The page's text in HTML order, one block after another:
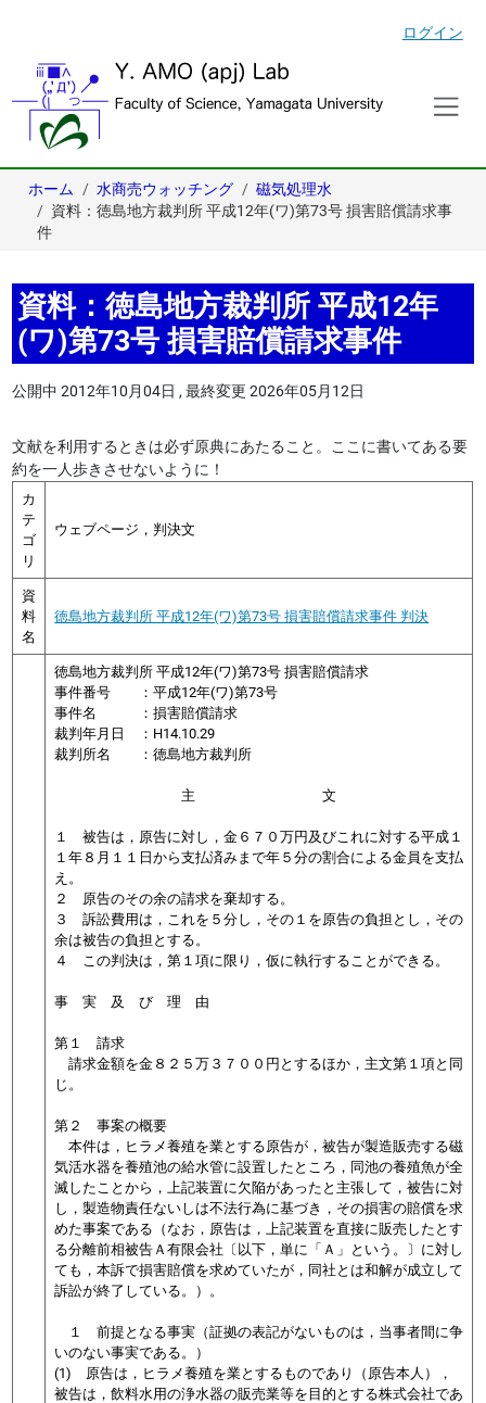
ログイン
ホーム 水商売ウォッチング
磁気処理水
資料：徳島地方裁判所 平成12年(ワ)第73号 損害賠償請求事
件
資料：徳島地方裁判所 平成12年
(ワ)第73号 損害賠償請求事件
公開中 2012年10月04日 ,最終変更 2026年05月12日
文献を利用するときは必ず原典にあたること。ここに書いてある要
約を一人歩きさせないように！
カ
テ
ゴ
リ
ウェブページ，判決文
資
料
名
徳島地方裁判所 平成12年(ワ)第73号 損害賠償請求事件 判決
徳島地方裁判所 平成12年(ワ)第73号 損害賠償請求
事件番号 ：平成12年(ワ)第73号
事件名 ：損害賠償請求
裁判年月日 ：H14.10.29
裁判所名 ：徳島地方裁判所
主 文
１ 被告は，原告に対し，金６７０万円及びこれに対する平成１
１年８月１１日から支払済みまで年５分の割合による金員を支払
え。
２ 原告のその余の請求を棄却する。
３ 訴訟費用は，これを５分し，その１を原告の負担とし，その
余は被告の負担とする。
４ この判決は，第１項に限り，仮に執行することができる。
事 実 及 び 理 由
第１ 請求
請求金額を金８２５万３７００円とするほか，主文第１項と同
じ。
第２ 事案の概要
本件は， ヒラメ養殖を業とする原告が，被告が製造販売する磁
気活水器を養殖池の給水管に設置したところ，同池の養殖魚が全
滅したことから，上記装置に欠陥があったと主張して，被告に対
し，製造物責任ないしは不法行為に基づき，その損害の賠償を求
めた事案である（なお，原告は，上記装置を直接に販売したとす
る分離前相被告Ａ有限会社〔以下，単に「Ａ」という。〕に対し
ても，本訴で損害賠償を求めていたが，同社とは和解が成立して
訴訟が終了している。）。
１ 前提となる事実（証拠の表記がないものは，当事者間に争
いのない事実である。）
(1) 原告は，ヒラメ養殖を業とするものであり（原告本人），
被告は，飲料水用の浄水器の販売業等を目的とする株式会社であ